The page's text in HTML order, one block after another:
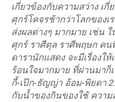
เกี่ยวข้องกับความสว่าง เ
ศุกร์โคจรช้ากว่าโลกของเ
ส่งผลต่างๆ มากมาย เช่น
ศุกร์ ราศีตุล ราศีพฤษก คน
ดารานักแสดง จะมีเรื่องให้
ร้อนใจมากมาย ที่ผ่านมาก็
กี้-เป๊ก-ธัญญ่า อ้อม-พิยดา
กับน้ำของกินของใช้ ความ